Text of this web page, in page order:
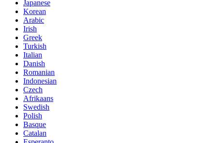
Japanese
Korean
Arabic
Irish
Greek
Turkish
Italian
Danish
Romanian
Indonesian
Czech
Afrikaans
Swedish
Polish
Basque
Catalan